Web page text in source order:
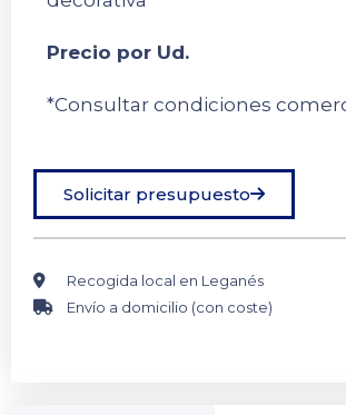
Precio por Ud.
*Consultar condiciones
Solicitar presupuesto
Recogida local en Leganés
Envío a domicilio (con coste)